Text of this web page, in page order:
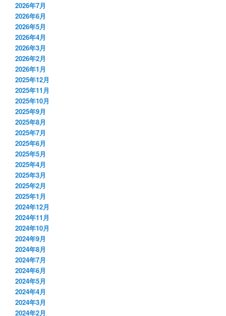
2026年7月
2026年6月
2026年5月
2026年4月
2026年3月
2026年2月
2026年1月
2025年12月
2025年11月
2025年10月
2025年9月
2025年8月
2025年7月
2025年6月
2025年5月
2025年4月
2025年3月
2025年2月
2025年1月
2024年12月
2024年11月
2024年10月
2024年9月
2024年8月
2024年7月
2024年6月
2024年5月
2024年4月
2024年3月
2024年2月